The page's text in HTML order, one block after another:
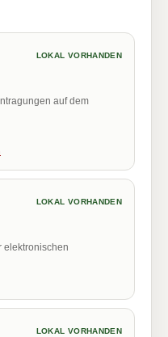
LOKAL VORHANDEN
auf dem
LOKAL VORHANDEN
elektronischen
LOKAL VORHANDEN